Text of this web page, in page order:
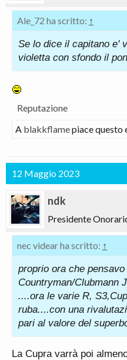
Ale_72 ha scritto: ↑
Se lo dice il capitano e'
violetta con sfondo il
Reputazione
A blakkflamepiace questo
12 Maggio 2023
ndk
Presidente
nec videar ha scritto: ↑
proprio ora che pensavo
Countryman/Clubmann
....ora le varie R,
ruba....con una
pari al valore del
La Cupra varrà poi